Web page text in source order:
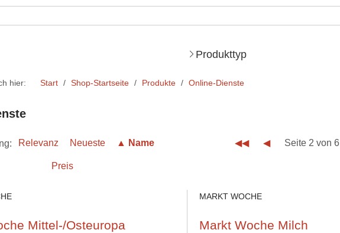
Produkttyp
hier: Start Shop-Startseite Produkte Online-Dienste
Relevanz Neueste ▲ Name
Preis
◀◀ ◀ Seite 2 von 6
Mittel-/Osteuropa
MARKT WOCHE
Markt Woche Milch